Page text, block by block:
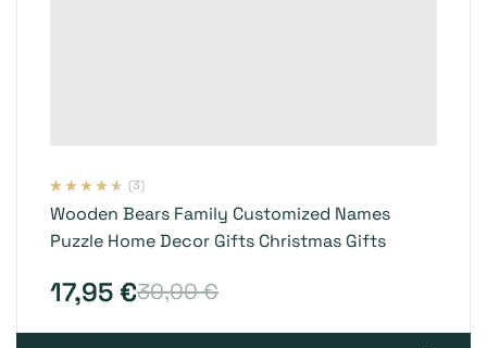
Wooden Bears Family Customized Names
Puzzle Home Decor Gifts Christmas Gifts
con4.33de
valoraciones
de clientes
(3)
30,00€
17,95 €